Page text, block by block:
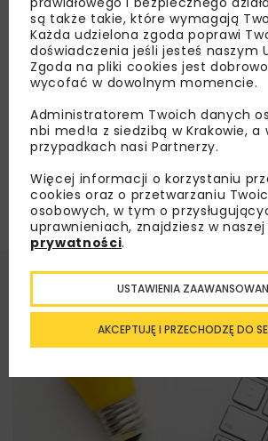
Zachodniego – konstrukcja
Załaduj więcej...
są także takie, które wymagają
Każda udzielona zgoda poprawi
doświadczenia jeśli jesteś naszym
Zgoda na pliki cookies jest
wycofać w dowolnym momencie.
Administratorem Twoich danych
nbi med!a z siedzibą w Krakowie, a
przypadkach nasi Partnerzy.
Więcej informacji o korzystaniu
cookies oraz o przetwarzaniu
osobowych, w tym o
uprawnieniach, znajdziesz w naszej
prywatności.
AKCEPTUJĘ I PRZECHODZĘ DO
USTAWIENIA